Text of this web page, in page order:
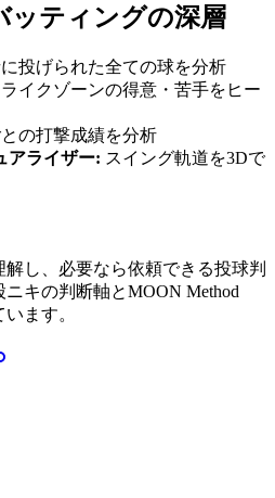
ッティングの深層
投げられた全ての球を分析
イクゾーンの得意・苦手をヒー
の打撃成績を分析
アライザー: スイング軌道を3Dで
し、必要なら依頼できる投球判
キの判断軸とMOON Method
ます。